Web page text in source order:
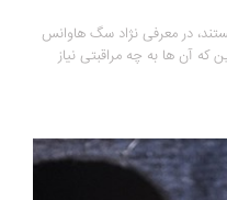
در معرفی نژاد سگ هاوانس
که آن ها به چه مراقبتی نیاز